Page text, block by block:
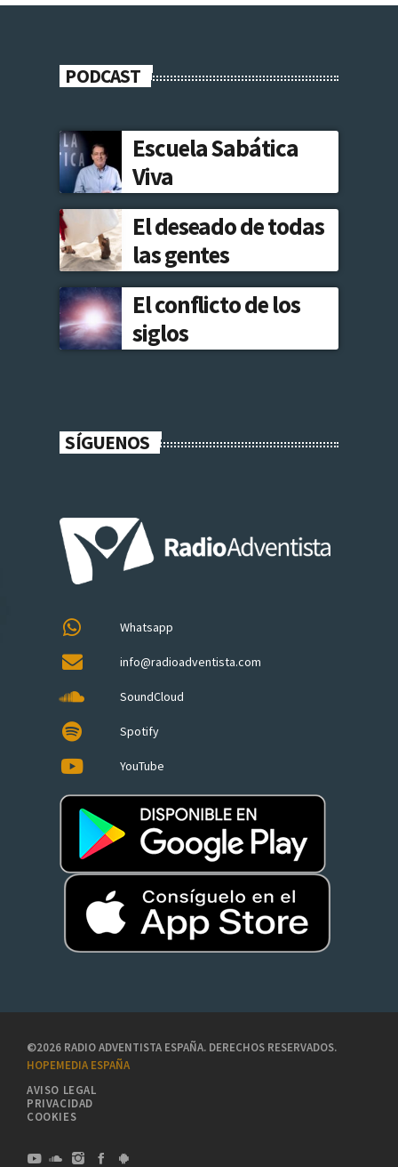
PODCAST
Escuela Sabática
Viva
El deseado de todas
las gentes
El conflicto de los
siglos
SÍGUENOS
Whatsapp
info@radioadventista.com
SoundCloud
Spotify
YouTube
©2026 RADIO ADVENTISTA ESPAÑA. DERECHOS RESERVADOS.
HOPEMEDIA ESPAÑA
AVISO LEGAL
PRIVACIDAD
COOKIES